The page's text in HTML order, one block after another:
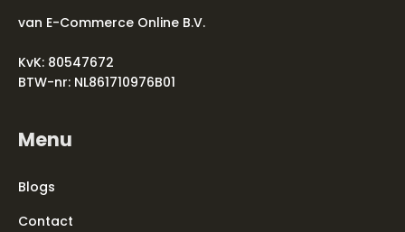
van E-Commerce Online B.V.
KvK: 80547672
BTW-nr: NL861710976B01
Menu
Blogs
Contact